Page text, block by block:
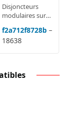
Disjoncteurs
modulaires sur
IC60, DPN,
Domae, NG125,
f2a712f8728b –
18638